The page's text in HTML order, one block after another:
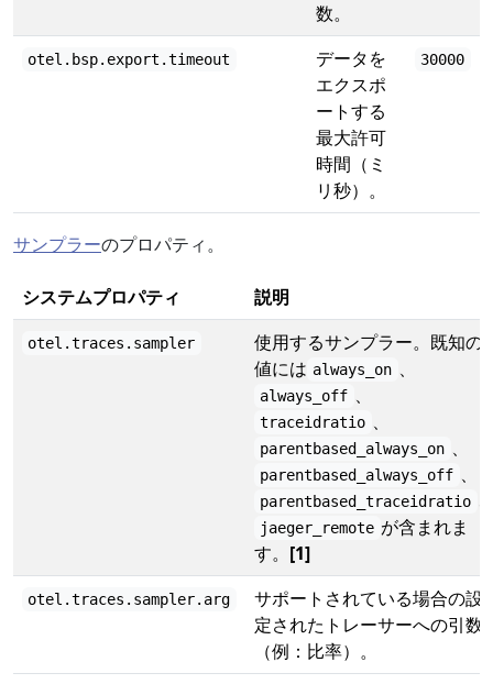
数。
otel.bsp.export.timeout
データを
エクスポ
ートする
最大許可
時間（ミ
リ秒）。
30000
サンプラーのプロパティ。
システムプロパティ 説明
otel.traces.sampler
使用するサンプラー。既知の
値には always_on 、
always_off 、
traceidratio 、
parentbased_always_on 、
parentbased_always_off 、
parentbased_traceidratio
jaeger_remote が含まれま
す。 [1]
otel.traces.sampler.arg
サポートされている場合の設
定されたトレーサーへの引数
（例：比率）。